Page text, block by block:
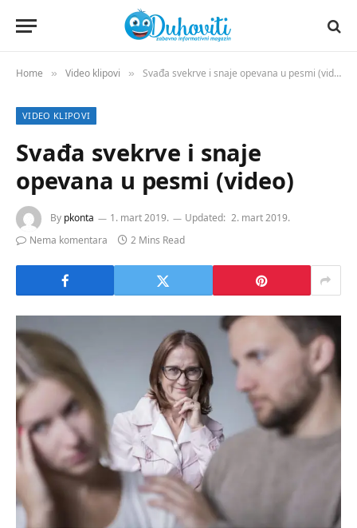
Home » Video klipovi » Svađa svekrve i snaje opevana u pesmi (video)
VIDEO KLIPOVI
Svađa svekrve i snaje
opevana u pesmi (video)
By pkonta 1. mart 2019. Updated: 2. mart 2019.
Nema komentara
2 Mins Read